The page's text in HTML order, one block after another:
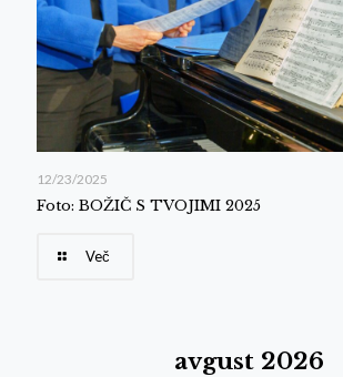
12/23/2025
Foto: BOŽIČ S TVOJIMI 2025
Več
avgust 2026